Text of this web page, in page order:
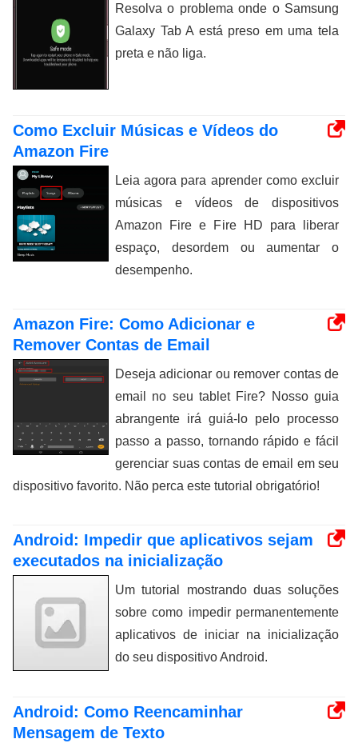
Resolva o problema onde o Samsung
Galaxy Tab A está preso em uma tela
preta e não liga.
Como Excluir Músicas e Vídeos do
Amazon Fire
Leia agora para aprender como excluir
músicas e vídeos de dispositivos
Amazon Fire e Fire HD para liberar
espaço, desordem ou aumentar o
desempenho.
Amazon Fire: Como Adicionar e
Remover Contas de Email
Deseja adicionar ou remover contas de
email no seu tablet Fire? Nosso guia
abrangente irá guiá-lo pelo processo
passo a passo, tornando rápido e fácil
gerenciar suas contas de email em seu
dispositivo favorito. Não perca este tutorial obrigatório!
Android: Impedir que aplicativos sejam
executados na inicialização
Um tutorial mostrando duas soluções
sobre como impedir permanentemente
aplicativos de iniciar na inicialização
do seu dispositivo Android.
Android: Como Reencaminhar
Mensagem de Texto